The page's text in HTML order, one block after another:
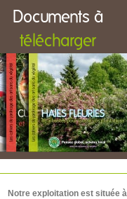
Documents à
télécharger
Notre exploitation est située